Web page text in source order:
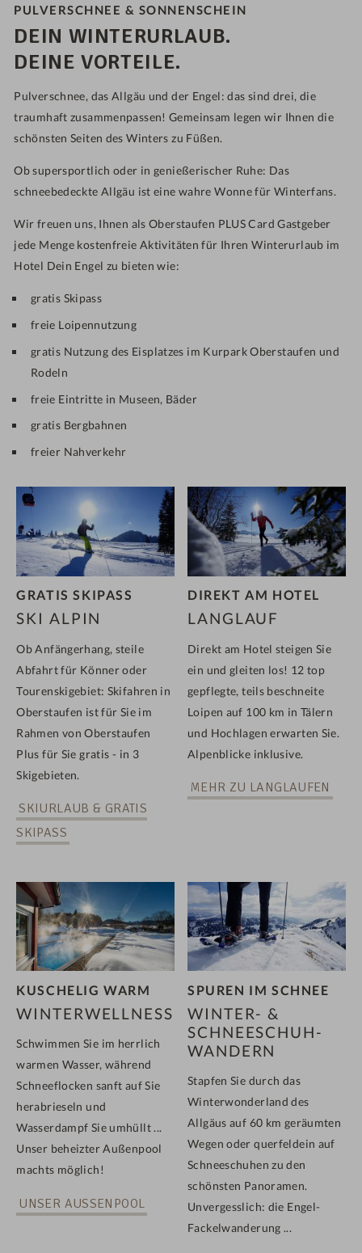
PULVERSCHNEE & SONNENSCHEIN
DEIN WINTERURLAUB.
DEINE VORTEILE.
Pulverschnee, das Allgäu und der Engel: das sind drei, die
traumhaft zusammenpassen! Gemeinsam legen wir Ihnen die
schönsten Seiten des Winters zu Füßen.
Ob supersportlich oder in genießerischer Ruhe: Das
schneebedeckte Allgäu ist eine wahre Wonne für Winterfans.
Wir freuen uns, Ihnen als Oberstaufen PLUS Card Gastgeber
jede Menge kostenfreie Aktivitäten für Ihren Winterurlaub im
Hotel Dein Engel zu bieten wie:
gratis Skipass
freie Loipennutzung
gratis Nutzung des Eisplatzes im Kurpark Oberstaufen und
Rodeln
freie Eintritte in Museen, Bäder
gratis Bergbahnen
freier Nahverkehr
GRATIS SKIPASS
SKI ALPIN
Ob Anfängerhang, steile
Abfahrt für Könner oder
Tourenskigebiet: Skifahren in
Oberstaufen ist für Sie im
Rahmen von Oberstaufen
Plus für Sie gratis - in 3
Skigebieten.
SKIURLAUB & GRATIS
SKIPASS
DIREKT AM HOTEL
LANGLAUF
Direkt am Hotel steigen Sie
ein und gleiten los! 12 top
gepflegte, teils beschneite
Loipen auf 100 km in Tälern
und Hochlagen erwarten Sie.
Alpenblicke inklusive.
MEHR ZU LANGLAUFEN
KUSCHELIG WARM
WINTERWELLNESS
Schwimmen Sie im herrlich
warmen Wasser, während
Schneeflocken sanft auf Sie
herabrieseln und
Wasserdampf Sie umhüllt ...
Unser beheizter Außenpool
machts möglich!
UNSER AUSSENPOOL
SPUREN IM SCHNEE
WINTER- &
SCHNEESCHUH­
WANDERN
Stapfen Sie durch das
Winterwonderland des
Allgäus auf 60 km geräumten
Wegen oder querfeldein auf
Schneeschuhen zu den
schönsten Panoramen.
Unvergesslich: die Engel-
Fackelwanderung ...